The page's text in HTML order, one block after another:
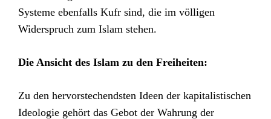
Systeme ebenfalls Kufr sind, die im völligen
Widerspruch zum Islam stehen.
Die Ansicht des Islam zu den Freiheiten:
Zu den hervorstechendsten Ideen der kapitalistischen
Ideologie gehört das Gebot der Wahrung der